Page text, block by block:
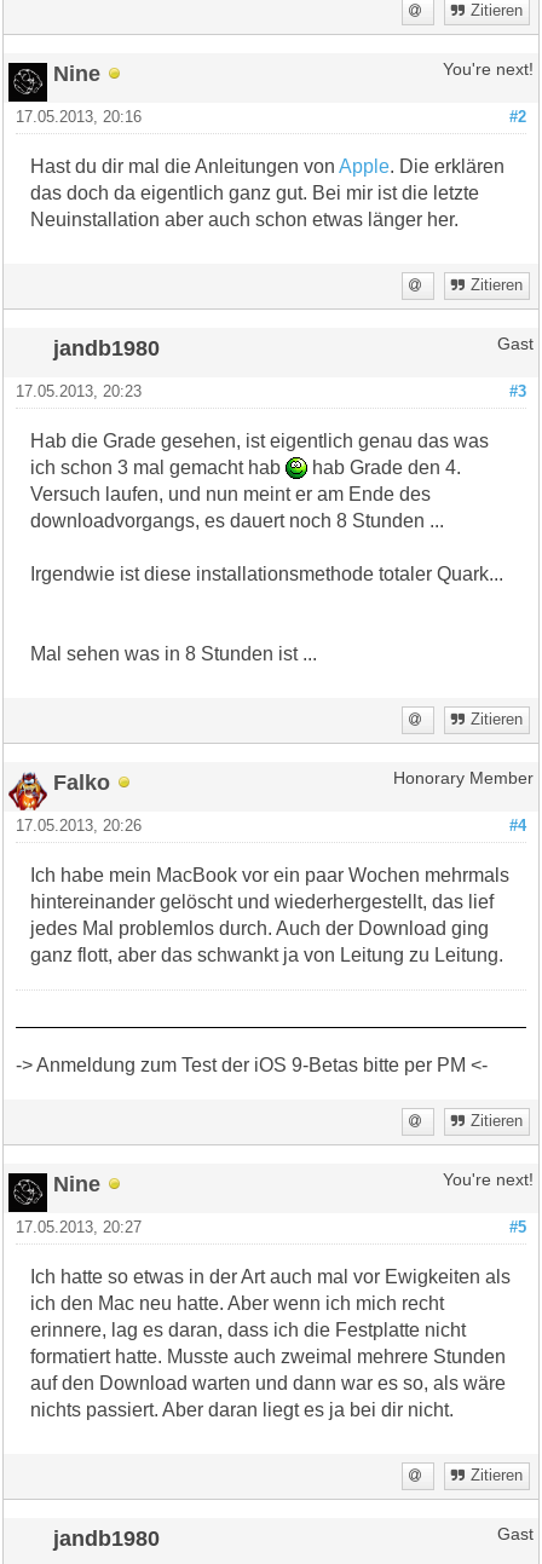
Zitieren
Nine You're next!
#2
17.05.2013, 20:16
Hast du dir mal die Anleitungen vonApple. Die erklären
das doch da eigentlich ganz gut. Bei mir ist die letzte
Neuinstallation aber auch schon etwas länger her.
Zitieren
jandb1980 Gast
#3
17.05.2013, 20:23
Hab die Grade gesehen, ist eigentlich genau das was
ich schon 3 mal gemacht hab
hab Grade den 4.
Versuch laufen, und nun meint er am Ende des
downloadvorgangs, es dauert noch 8 Stunden ...
Irgendwie ist diese installationsmethode totaler Quark...
Mal sehen was in 8 Stunden ist ...
Zitieren
Falko Honorary Member
#4
17.05.2013, 20:26
Ich habe mein MacBook vor ein paar Wochen mehrmals
hintereinander gelöscht und wiederhergestellt, das lief
jedes Mal problemlos durch. Auch der Download ging
ganz flott, aber das schwankt ja von Leitung zu Leitung.
-> Anmeldung zum Test der iOS 9-Betas bitte per PM <-
Zitieren
Nine You're next!
#5
17.05.2013, 20:27
Ich hatte so etwas in der Art auch mal vor Ewigkeiten als
ich den Mac neu hatte. Aber wenn ich mich recht
erinnere, lag es daran, dass ich die Festplatte nicht
formatiert hatte. Musste auch zweimal mehrere Stunden
auf den Download warten und dann war es so, als wäre
nichts passiert. Aber daran liegt es ja bei dir nicht.
Zitieren
jandb1980 Gast